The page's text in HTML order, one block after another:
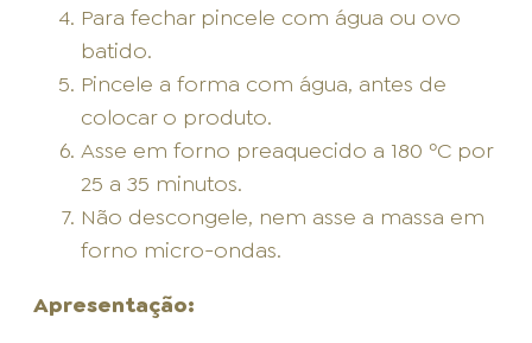
Para fechar pincele com água ou ovo
batido.
Pincele a forma com água, antes de
colocar o produto.
Asse em forno preaquecido a 180 ºC por
25 a 35 minutos.
Não descongele, nem asse a massa em
forno micro-ondas.
Apresentação: